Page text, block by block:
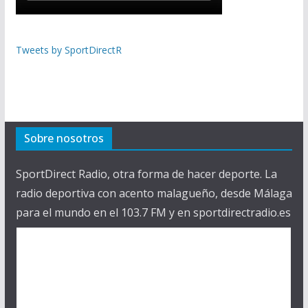
Tweets by SportDirectR
Sobre nosotros
SportDirect Radio, otra forma de hacer deporte. La
radio deportiva con acento malagueño, desde Málaga
para el mundo en el 103.7 FM y en sportdirectradio.es